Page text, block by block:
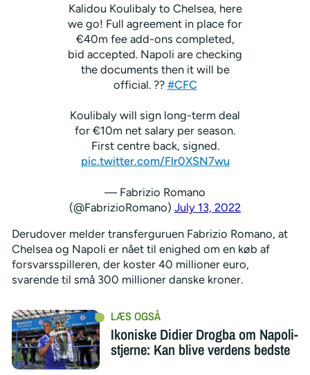
Kalidou Koulibaly to Chelsea, here
we go! Full agreement in place for
€40m fee add-ons completed,
bid accepted. Napoli are checking
the documents then it will be
official. ?? #CFC
Koulibaly will sign long-term deal
for €10m net salary per season.
First centre back, signed.
pic.twitter.com/Flr0XSN7wu
— Fabrizio Romano
(@FabrizioRomano) July 13, 2022
Derudover melder transferguruen Fabrizio Romano, at
Chelsea og Napoli er nået til enighed om en køb af
forsvarsspilleren, der koster 40 millioner euro,
svarende til små 300 millioner danske kroner.
Ikoniske Didier Drogba om Napoli-
stjerne: Kan blive verdens bedste